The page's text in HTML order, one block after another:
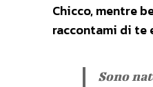
Chicco, mentre
raccontami di te
Sono